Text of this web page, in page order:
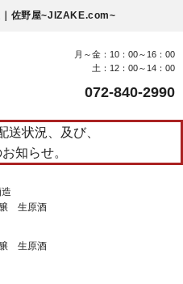
｜佐野屋~JIZAKE.com~
月～金：10：00～16：00
土：12：00～14：00
072-840-2990
状況、及び、
知らせ。
醸 生原酒
醸 生原酒